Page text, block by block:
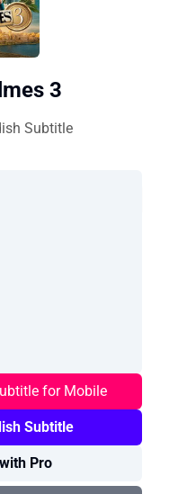
3
Subtitle
for Mobile
Subtitle
Pro